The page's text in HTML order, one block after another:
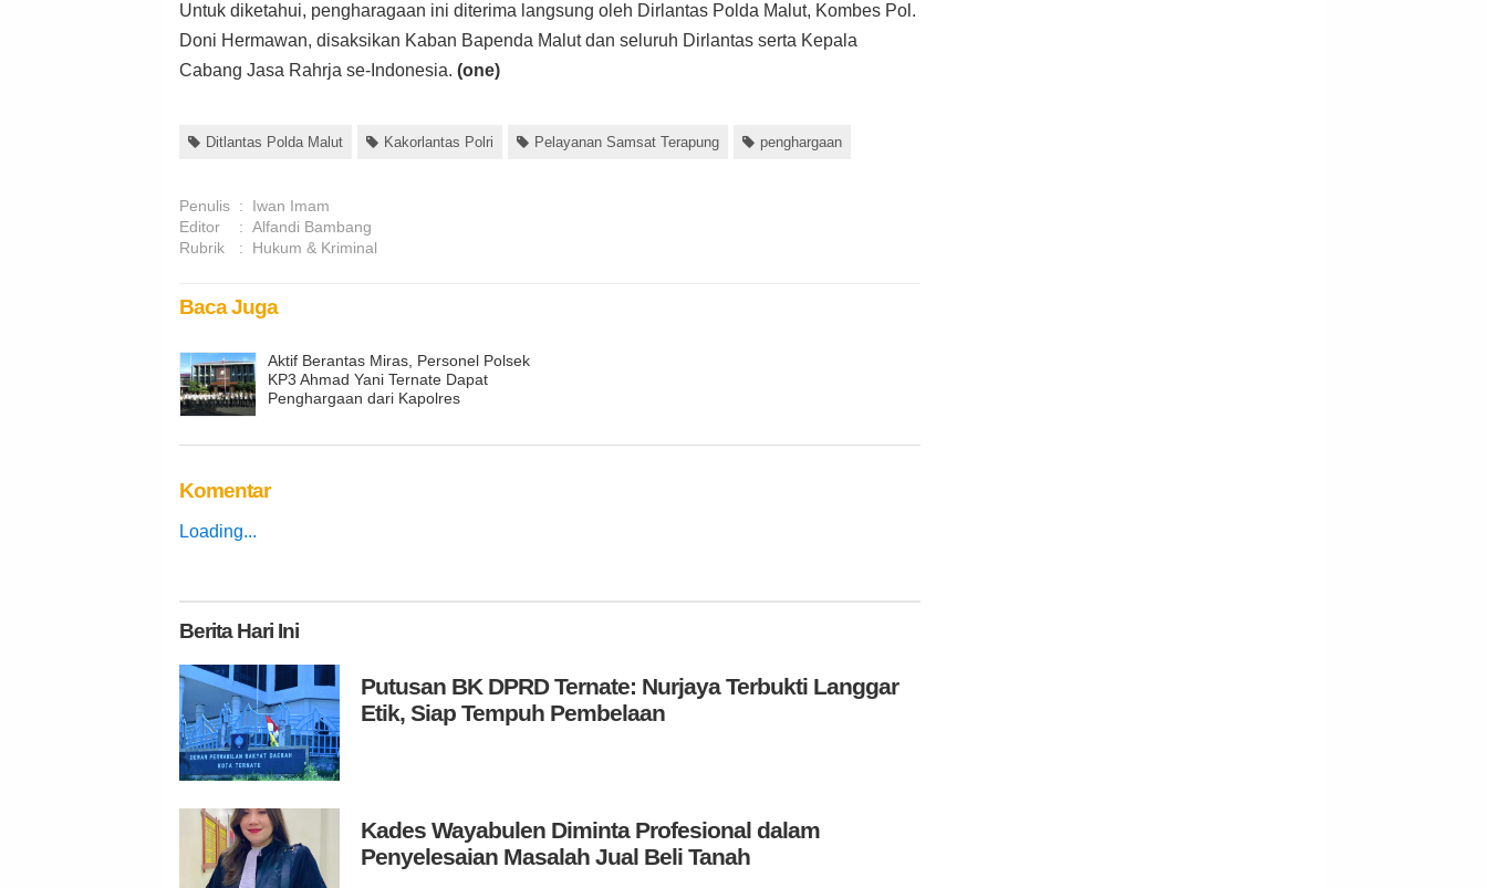
Untuk diketahui, pengharagaan ini diterima langsung oleh Dirlantas Polda Malut, Kombes Pol.
Doni Hermawan, disaksikan Kaban Bapenda Malut dan seluruh Dirlantas serta Kepala
Cabang Jasa Rahrja se-Indonesia. (one)
Ditlantas Polda Malut Kakorlantas Polri Pelayanan Samsat Terapung penghargaan
Penulis :
Iwan Imam
Editor
: Alfandi Bambang
Rubrik
: Hukum & Kriminal
Baca Juga
Aktif Berantas Miras, Personel Polsek
KP3 Ahmad Yani Ternate Dapat
Penghargaan dari Kapolres
Komentar
Loading...
BeritaHari Ini
Putusan BK DPRD Ternate: Nurjaya Terbukti Langgar
Etik, Siap Tempuh Pembelaan
Kades Wayabulen Diminta Profesional dalam
Penyelesaian Masalah Jual Beli Tanah